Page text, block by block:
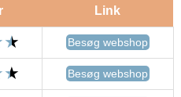
Link
Besøg webshop
Besøg webshop